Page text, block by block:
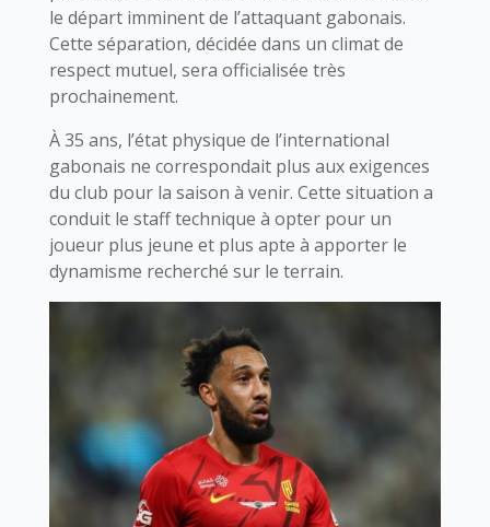
le départ imminent de l’attaquant gabonais.
Cette séparation, décidée dans un climat de
respect mutuel, sera officialisée très
prochainement.
À 35 ans, l’état physique de l’international
gabonais ne correspondait plus aux exigences
du club pour la saison à venir. Cette situation a
conduit le staff technique à opter pour un
joueur plus jeune et plus apte à apporter le
dynamisme recherché sur le terrain.